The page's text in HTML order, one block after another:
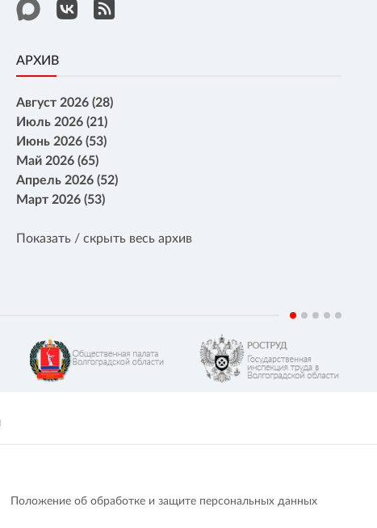
АРХИВ
Август 2026 (28)
Июль 2026 (21)
Июнь 2026 (53)
Май 2026 (65)
Апрель 2026 (52)
Март 2026 (53)
Показать / скрыть весь архив
Положение об обработке и защите персональных данных